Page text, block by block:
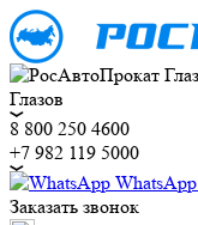
Глазов
8 800 250 4600
+7 982 119 5000
WhatsApp
Заказать звонок